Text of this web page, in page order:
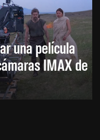
una película
IMAX de